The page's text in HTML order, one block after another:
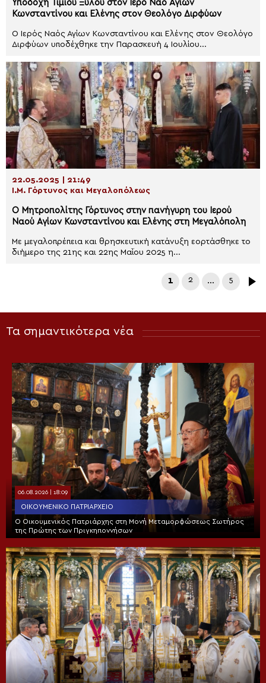
Υποδοχή Τιμίου Ξύλου στον Ιερό Ναό Αγίων
Κωνσταντίνου και Ελένης στον Θεολόγο Διρφύων
Ο Ιερός Ναός Αγίων Κωνσταντίνου και Ελένης στον Θεολόγο
Διρφύων υποδέχθηκε την Παρασκευή 4 Ιουλίου...
22.05.2025 | 21:49
Ι.Μ. Γόρτυνος και Μεγαλοπόλεως
Ο Μητροπολίτης Γόρτυνος στην πανήγυρη του Ιερού
Ναού Αγίων Κωνσταντίνου και Ελένης στη Μεγαλόπολη
Με μεγαλοπρέπεια και θρησκευτική κατάνυξη εορτάσθηκε το
διήμερο της 21ης και 22ης Μαΐου 2025 η...
1 2 … 5
Τα σημαντικότερα νέα
06.08.2026 | 18:09
ΟΙΚΟΥΜΕΝΙΚΌ ΠΑΤΡΙΑΡΧΕΊΟ
Ο Οικουμενικός Πατριάρχης στη Μονή Μεταμορφώσεως Σωτήρος
της Πρώτης των Πριγκηποννήσων